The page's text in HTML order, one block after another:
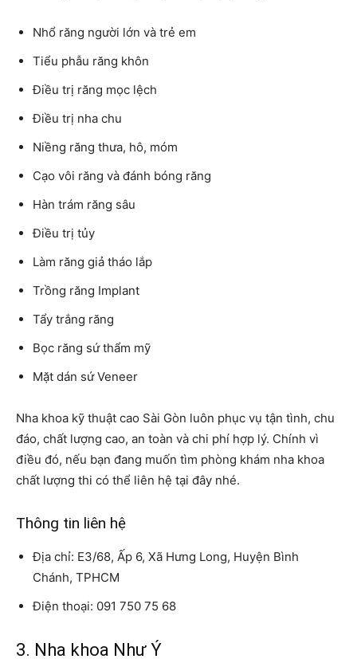
Nhổ răng người lớn và trẻ em
Tiểu phẫu răng khôn
Điều trị răng mọc lệch
Điều trị nha chu
Niềng răng thưa, hô, móm
Cạo vôi răng và đánh bóng răng
Hàn trám răng sâu
Điều trị tủy
Làm răng giả tháo lắp
Trồng răng Implant
Tẩy trắng răng
Bọc răng sứ thẩm mỹ
Mặt dán sứ Veneer
Nha khoa kỹ thuật cao Sài Gòn luôn phục vụ tận tình, chu
đáo, chất lượng cao, an toàn và chi phí hợp lý. Chính vì
điều đó, nếu bạn đang muốn tìm phòng khám nha khoa
chất lượng thi có thể liên hệ tại đây nhé.
Thông tin liên hệ
Địa chỉ: E3/68, Ấp 6, Xã Hưng Long, Huyện Bình
Chánh, TPHCM
Điện thoại: 091 750 75 68
3. Nha khoa Như Ý